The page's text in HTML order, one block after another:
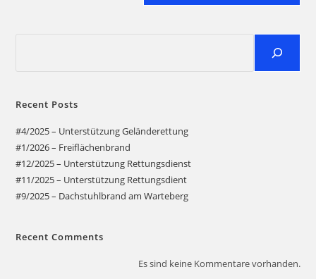
Recent Posts
#4/2025 – Unterstützung Geländerettung
#1/2026 – Freiflächenbrand
#12/2025 – Unterstützung Rettungsdienst
#11/2025 – Unterstützung Rettungsdient
#9/2025 – Dachstuhlbrand am Warteberg
Recent Comments
Es sind keine Kommentare vorhanden.